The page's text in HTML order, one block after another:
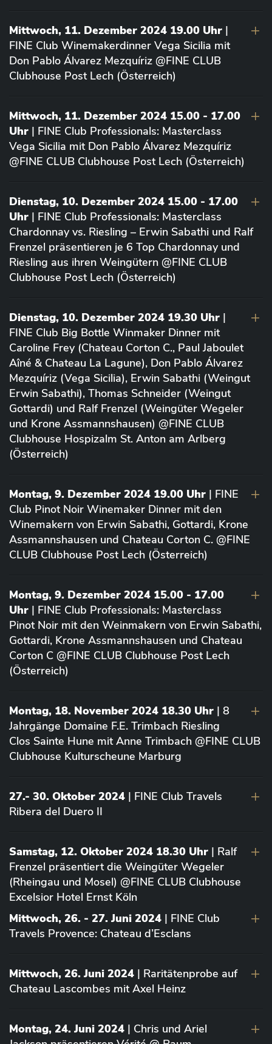
Mittwoch, 11. Dezember 2024 19.00 Uhr |
FINE Club Winemakerdinner Vega Sicilia mit
Don Pablo Álvarez Mezquíriz @FINE CLUB
Clubhouse Post Lech (Österreich)
Mittwoch, 11. Dezember 2024 15.00 - 17.00
Uhr | FINE Club Professionals: Masterclass
Vega Sicilia mit Don Pablo Álvarez Mezquíriz
@FINE CLUB Clubhouse Post Lech (Österreich)
Dienstag, 10. Dezember 2024 15.00 - 17.00
Uhr | FINE Club Professionals: Masterclass
Chardonnay vs. Riesling – Erwin Sabathi und Ralf
Frenzel präsentieren je 6 Top Chardonnay und
Riesling aus ihren Weingütern @FINE CLUB
Clubhouse Post Lech (Österreich)
Dienstag, 10. Dezember 2024 19.30 Uhr |
FINE Club Big Bottle Winmaker Dinner mit
Caroline Frey (Chateau Corton C., Paul Jaboulet
Aîné & Chateau La Lagune), Don Pablo Álvarez
Mezquíriz (Vega Sicilia), Erwin Sabathi (Weingut
Erwin Sabathi), Thomas Schneider (Weingut
Gottardi) und Ralf Frenzel (Weingüter Wegeler
und Krone Assmannshausen) @FINE CLUB
Clubhouse Hospizalm St. Anton am Arlberg
(Österreich)
Montag, 9. Dezember 2024 19.00 Uhr | FINE
Club Pinot Noir Winemaker Dinner mit den
Winemakern von Erwin Sabathi, Gottardi, Krone
Assmannshausen und Chateau Corton C. @FINE
CLUB Clubhouse Post Lech (Österreich)
Montag, 9. Dezember 2024 15.00 - 17.00
Uhr | FINE Club Professionals: Masterclass
Pinot Noir mit den Weinmakern von Erwin Sabathi,
Gottardi, Krone Assmannshausen und Chateau
Corton C @FINE CLUB Clubhouse Post Lech
(Österreich)
Montag, 18. November 2024 18.30 Uhr | 8
Jahrgänge Domaine F.E. Trimbach Riesling
Clos Sainte Hune mit Anne Trimbach @FINE CLUB
Clubhouse Kulturscheune Marburg
27.- 30. Oktober 2024 | FINE Club Travels
Ribera del Duero II
Samstag, 12. Oktober 2024 18.30 Uhr | Ralf
Frenzel präsentiert die Weingüter Wegeler
(Rheingau und Mosel) @FINE CLUB Clubhouse
Excelsior Hotel Ernst Köln
Mittwoch, 26. - 27. Juni 2024 | FINE Club
Travels Provence: Chateau d’Esclans
Mittwoch, 26. Juni 2024 | Raritätenprobe auf
Chateau Lascombes mit Axel Heinz
Montag, 24. Juni 2024 | Chris und Ariel